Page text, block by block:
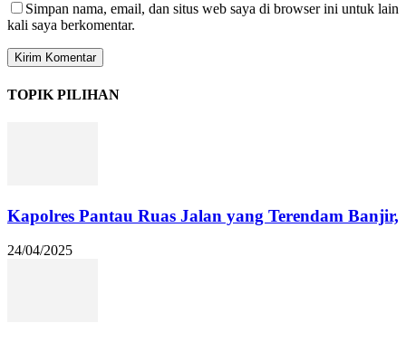
Simpan nama, email, dan situs web saya di browser ini untuk lain
kali saya berkomentar.
TOPIK PILIHAN
Kapolres Pantau Ruas Jalan yang Terendam Banjir,
24/04/2025